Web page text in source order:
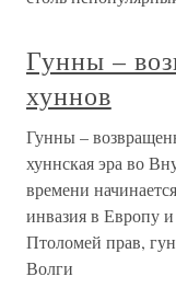
Гунны –
хуннов
Гунны –
хуннская эра во
времени
инвазия в Европу
Птоломей прав,
Волги